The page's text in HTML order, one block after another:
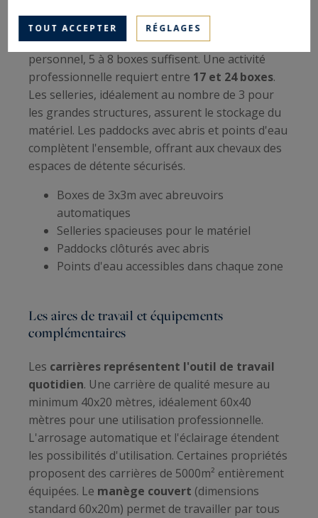
incluent abreuvoirs automatiques, ventilation
naturelle et éclairage adapté. Pour un usage
personnel, 5 à 8 boxes suffisent. Une activité
professionnelle requiert entre 17 et 24 boxes.
Les selleries, idéalement au nombre de 3 pour
les grandes structures, assurent le stockage du
matériel. Les paddocks avec abris et points d'eau
complètent l'ensemble, offrant aux chevaux des
espaces de détente sécurisés.
Boxes de 3x3m avec abreuvoirs
automatiques
Selleries spacieuses pour le matériel
Paddocks clôturés avec abris
Points d'eau accessibles dans chaque zone
Les aires de travail et équipements
complémentaires
Les carrières représentent l'outil de travail
quotidien. Une carrière de qualité mesure au
minimum 40x20 mètres, idéalement 60x40
mètres pour une utilisation professionnelle.
L'arrosage automatique et l'éclairage étendent
les possibilités d'utilisation. Certaines propriétés
proposent des carrières de 5000m² entièrement
équipées. Le manège couvert (dimensions
standard 60x20m) permet de travailler par tous
TOUT ACCEPTER RÉGLAGES